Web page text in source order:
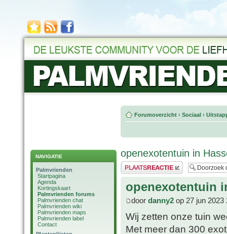
NAVIGATIE
Palmvrienden
Startpagina
Agenda
Kortingskaart
Palmvrienden forums
Palmvrienden chat
Palmvrienden wiki
Palmvrienden maps
Palmvrienden label
Contact
Forumoverzicht ‹ Sociaal ‹
openexotentuin in
Plaats een reactie
openexotentuin
door danny2 op 27 jun 2023
Wij zetten onze tuin
Met meer dan 300